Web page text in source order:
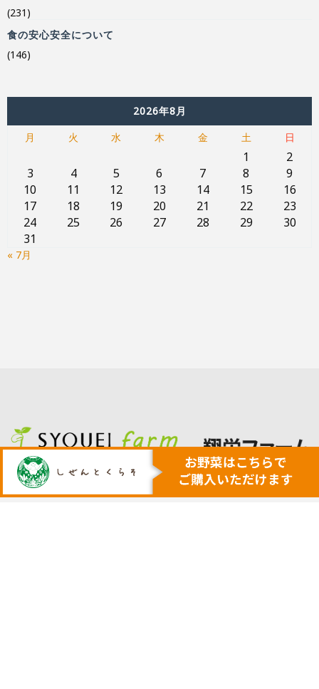
(231)
食の安心安全について
(146)
2026年8月
月
火 水 木 金 土 日
1
2
3
4 5 6 7 8
9
10
11 12 13 14 15
16
17
18 19 20 21 22
23
24
25 26 27 28 29
30
31
« 7月
人も地球も健康にする本物の自然